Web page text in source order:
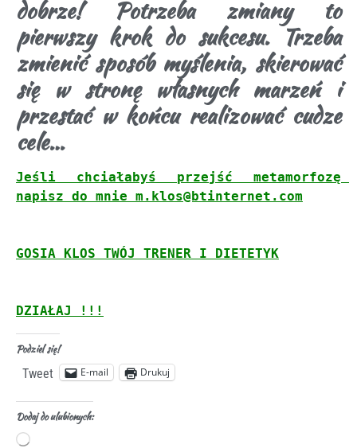
dobrze! Potrzeba zmiany to
pierwszy krok do sukcesu. Trzeba
zmienić sposób myślenia, skierować
się w stronę własnych marzeń i
przestać w końcu realizować cudze
cele…
Jeśli chciałabyś przejść metamorfozę
napisz do mnie m.klos@btinternet.com
GOSIA KLOS TWÓJ TRENER I DIETETYK
DZIAŁAJ !!!
Podziel się!
Tweet E-mail Drukuj
Dodaj do ulubionych: